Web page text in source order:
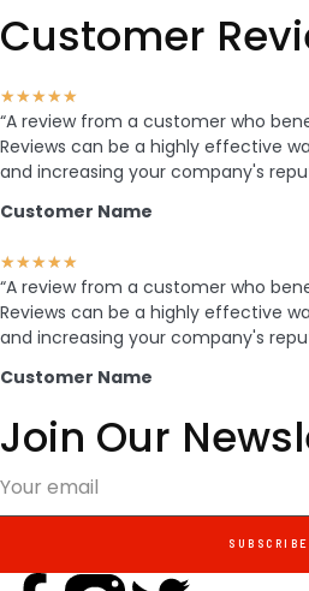
Customer
★★★★★
“A review from a customer who
Reviews can be a highly effective
and increasing your company's
Customer Name
★★★★★
“A review from a customer who
Reviews can be a highly effective
and increasing your company's
Customer Name
Join Our
SUBSCRIBE